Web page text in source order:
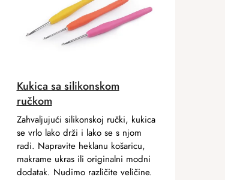
Kukica sa silikonskom
ručkom
Zahvaljujući silikonskoj ručki, kukica
se vrlo lako drži i lako se s njom
radi. Napravite heklanu košaricu,
makrame ukras ili originalni modni
dodatak. Nudimo različite veličine.